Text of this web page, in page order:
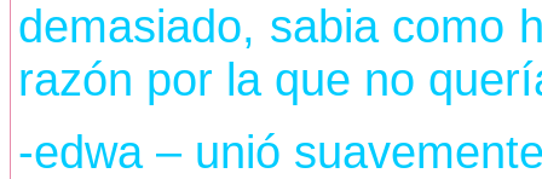
demasiado, sabia como
razón por la que no
-edwa – unió